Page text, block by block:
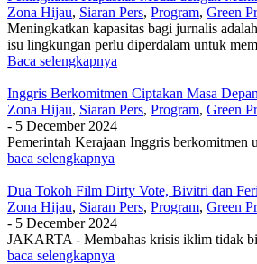
Zona Hijau, Siaran Pers, Program, Green
Meningkatkan kapasitas bagi jurnalis
isu lingkungan perlu diperdalam untuk
Baca selengkapnya
Inggris Berkomitmen Ciptakan Masa
Zona Hijau, Siaran Pers, Program, Green
- 5 December 2024
Pemerintah Kerajaan Inggris berkomitmen
baca selengkapnya
Dua Tokoh Film Dirty Vote, Bivitri dan
Zona Hijau, Siaran Pers, Program, Green
- 5 December 2024
JAKARTA - Membahas krisis iklim tidak
baca selengkapnya